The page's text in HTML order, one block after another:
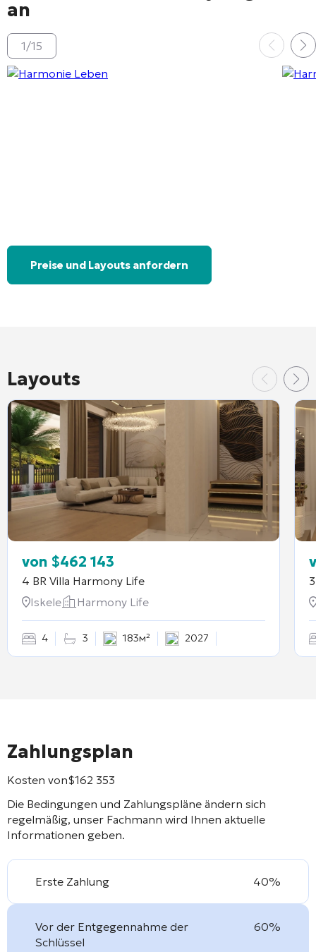
an
1/15
Preise und Layouts anfordern
Layouts
von $462 143
4 BR Villa Harmony Life
Iskele
Harmony Life
4 3 183м² 2027
Zahlungsplan
Kosten von$162 353
Die Bedingungen und Zahlungspläne ändern sich
regelmäßig, unser Fachmann wird Ihnen aktuelle
Informationen geben.
Erste Zahlung 40%
Vor der Entgegennahme der
Schlüssel
60%